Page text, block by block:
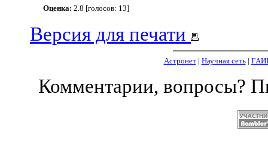
Оценка: 2.8 [голосов: 13]
Версия для печати
Астронет| Научная сеть|
Комментарии, вопросы?